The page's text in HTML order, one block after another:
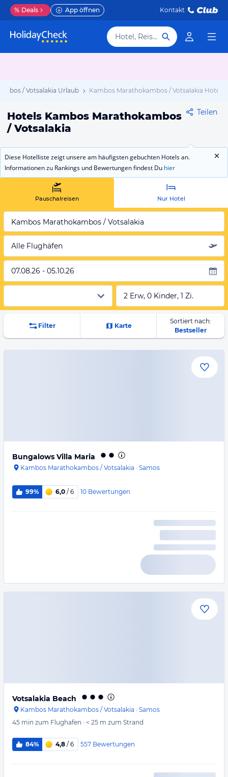
% Deals App öffnen Kontakt
Hotel, Reiseziel
/ Votsalakia Urlaub Kambos Marathokambos / Votsalakia Hotels
Hotels Kambos Marathokambos
/ Votsalakia
Teilen
Diese Hotelliste zeigt unsere am häufigsten gebuchten Hotels an.
Informationen zu Rankings und Bewertungen findest Du hier
Pauschalreisen Nur Hotel
Kambos Marathokambos / Votsalakia
Alle Flughäfen
07.08.26 - 05.10.26
2 Erw, 0 Kinder, 1 Zi.
Filter Karte
Sortiert nach:
Bestseller
Bungalows Villa Maria
Kambos Marathokambos / Votsalakia · Samos
99% 6,0 / 6 10 Bewertungen
Votsalakia Beach
Kambos Marathokambos / Votsalakia · Samos
45 min zum Flughafen · < 25 m zum Strand
84% 4,8 / 6 557 Bewertungen